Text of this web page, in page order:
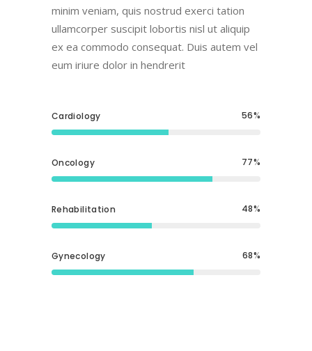
minim veniam, quis nostrud exerci tation
ullamcorper suscipit lobortis nisl ut aliquip
ex ea commodo consequat. Duis autem vel
eum iriure dolor in hendrerit
Cardiology 56
Oncology 77
Rehabilitation 48
Gynecology 68